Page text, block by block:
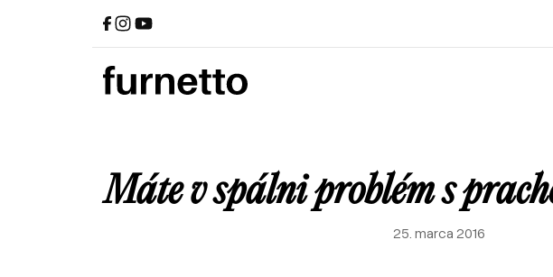
Máte v spálni problém s
25. marca 2016